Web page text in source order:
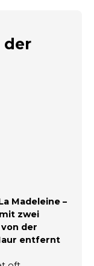
der
Madeleine –
zwei
der
entfernt